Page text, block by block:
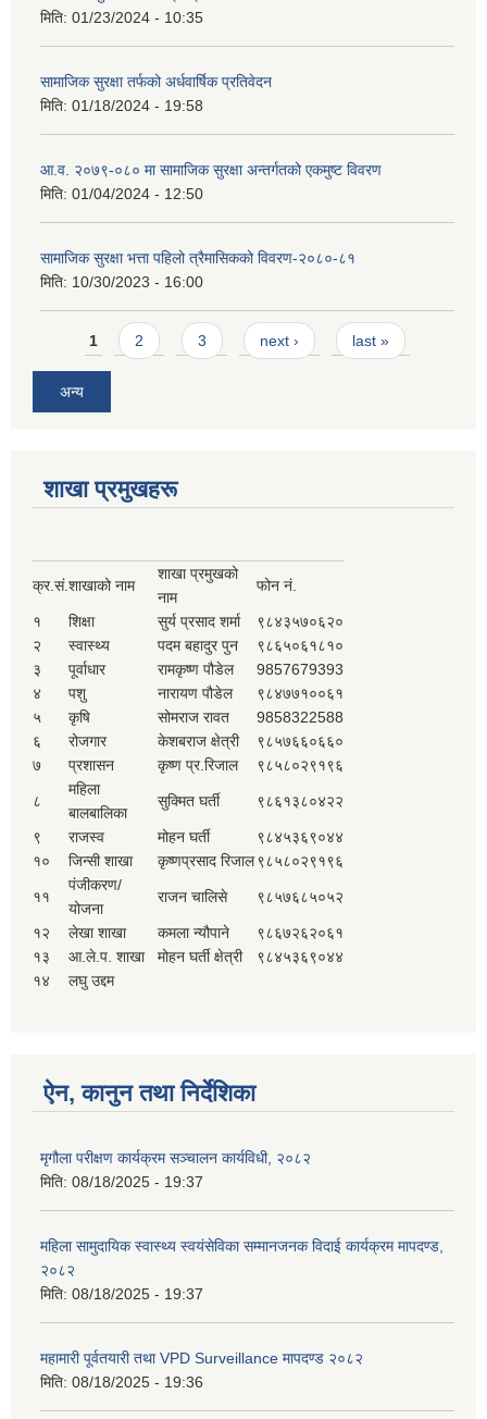
मिति: 01/23/2024 - 10:35
सामाजिक सुरक्षा तर्फको अर्धवार्षिक प्रतिवेदन
मिति: 01/18/2024 - 19:58
आ.व. २०७९-०८० मा सामाजिक सुरक्षा अन्तर्गतको एकमुष्ट विवरण
मिति: 01/04/2024 - 12:50
सामाजिक सुरक्षा भत्ता पहिलो त्रैमासिकको विवरण-२०८०-८१
मिति: 10/30/2023 - 16:00
Pages
1 2 3 next › last »
अन्य
शाखा प्रमुखहरू
क्र.सं.शाखाको नाम
शाखा प्रमुखको
नाम
फोन नं.
१ शिक्षा सुर्य प्रसाद शर्मा
९८४३५७०६२०
२
स्वास्थ्य पदम बहादुर पुन
९८६५०६१८१०
३
पूर्वाधार रामकृष्ण पौडेल
9857679393
४
पशु नारायण पौडेल
९८४७७१००६१
५
कृषि सोमराज रावत
9858322588
६
रोजगार केशबराज क्षेत्री
९८५७६६०६६०
७
प्रशासन कृष्ण प्र.रिजाल ९८५८०२९१९६
८
महिला
बालबालिका
सुक्मित घर्ती ९८६१३८०४२२
९ राजस्व मोहन घर्ती
९८४५३६९०४४
१०
जिन्सी शाखा कृष्णप्रसाद रिजाल९८५८०२९१९६
११
पंजीकरण/
योजना
राजन चालिसे ९८५७६८५०५२
१२ लेखा शाखा कमला न्यौपाने
९८६७२६२०६१
१३
आ.ले.प. शाखा मोहन घर्ती क्षेत्री
९८४५३६९०४४
१४
लघु उद्दम
ऐन, कानुन तथा निर्देशिका
मृगौला परीक्षण कार्यक्रम सञ्चालन कार्यविधी, २०८२
मिति: 08/18/2025 - 19:37
महिला सामुदायिक स्वास्थ्य स्वयंसेविका सम्मानजनक विदाई कार्यक्रम मापदण्ड,
२०८२
मिति: 08/18/2025 - 19:37
महामारी पूर्वतयारी तथा VPD Surveillance मापदण्ड २०८२
मिति: 08/18/2025 - 19:36